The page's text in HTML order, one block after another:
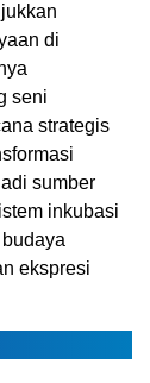
di
seni
strategis
sumber
inkubasi
ekspresi